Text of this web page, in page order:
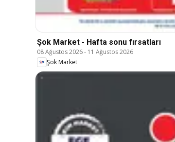
Şok Market - Hafta sonu fırsatları
08 Ağustos 2026- 11 Ağustos 2026
Şok Market